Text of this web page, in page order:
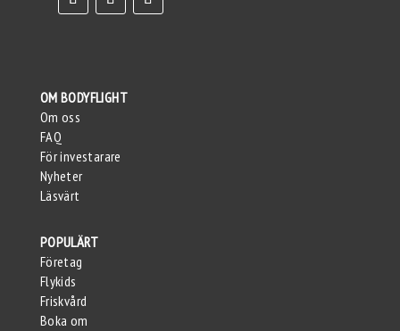
OM BODYFLIGHT
Om oss
FAQ
För investarare
Nyheter
Läsvärt
POPULÄRT
Företag
Flykids
Friskvård
Boka om